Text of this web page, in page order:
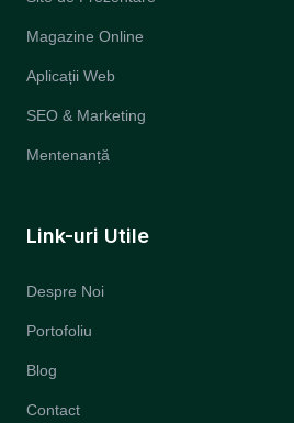
Magazine Online
Aplicații Web
SEO & Marketing
Mentenanță
Link-uri Utile
Despre Noi
Portofoliu
Blog
Contact